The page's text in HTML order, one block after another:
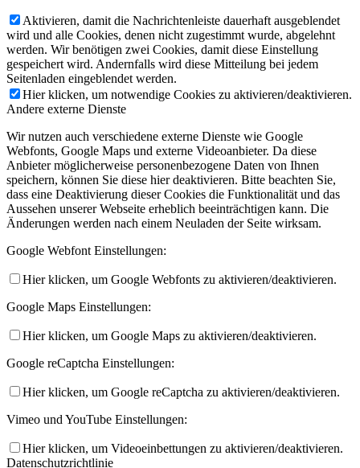
Aktivieren, damit die Nachrichtenleiste dauerhaft ausgeblendet
wird und alle Cookies, denen nicht zugestimmt wurde, abgelehnt
werden. Wir benötigen zwei Cookies, damit diese Einstellung
gespeichert wird. Andernfalls wird diese Mitteilung bei jedem
Seitenladen eingeblendet werden.
Hier klicken, um notwendige Cookies zu aktivieren/deaktivieren.
Andere externe Dienste
Wir nutzen auch verschiedene externe Dienste wie Google
Webfonts, Google Maps und externe Videoanbieter. Da diese
Anbieter möglicherweise personenbezogene Daten von Ihnen
speichern, können Sie diese hier deaktivieren. Bitte beachten Sie,
dass eine Deaktivierung dieser Cookies die Funktionalität und das
Aussehen unserer Webseite erheblich beeinträchtigen kann. Die
Änderungen werden nach einem Neuladen der Seite wirksam.
Google Webfont Einstellungen:
Hier klicken, um Google Webfonts zu aktivieren/deaktivieren.
Google Maps Einstellungen:
Hier klicken, um Google Maps zu aktivieren/deaktivieren.
Google reCaptcha Einstellungen:
Hier klicken, um Google reCaptcha zu aktivieren/deaktivieren.
Vimeo und YouTube Einstellungen:
Hier klicken, um Videoeinbettungen zu aktivieren/deaktivieren.
Datenschutzrichtlinie